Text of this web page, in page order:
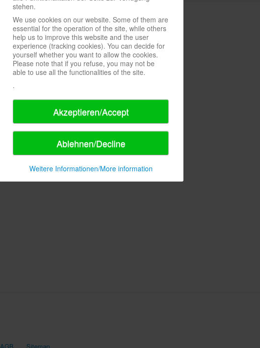
AGB Sitemap
stehen.
We use cookies on our website. Some of them are
essential for the operation of the site, while others
help us to improve this website and the user
experience (tracking cookies). You can decide for
yourself whether you want to allow the cookies.
Please note that if you refuse, you may not be
able to use all the functionalities of the site.
.
Akzeptieren/Accept
Ablehnen/Decline
Weitere Informationen/More information